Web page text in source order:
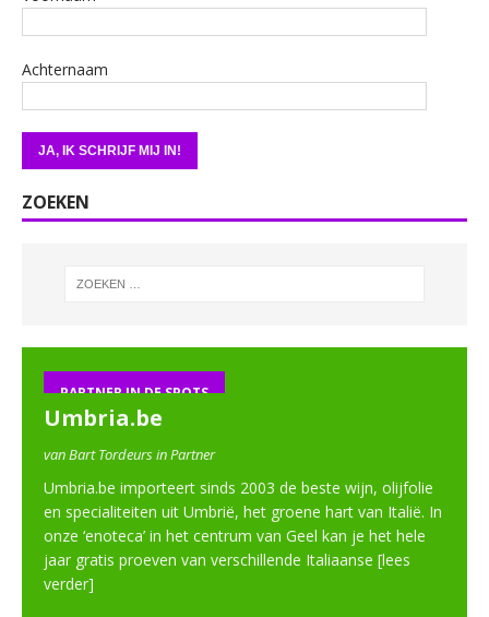
Achternaam
ZOEKEN
PARTNER IN DE SPOTS
Umbria.be
van Bart Tordeurs in Partner
Umbria.be importeert sinds 2003 de beste wijn, olijfolie
en specialiteiten uit Umbrië, het groene hart van Italië. In
onze ‘enoteca’ in het centrum van Geel kan je het hele
jaar gratis proeven van verschillende Italiaanse [lees
verder]